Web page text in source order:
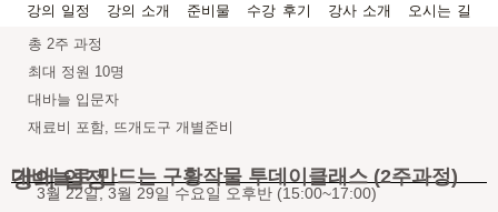
강의 일정 강의 소개 준비물 수강 후기 강사 소개
오시는 길
총 2주 과정
최대 정원 10명
대바늘 입문자
재료비 포함, 뜨개도구 개별준비
강의 일정
대바늘로 만드는 구황작물 투데이클래스 (2주과정)
3월 22일, 3월 29일 수요일 오후반 (15:00~17:00)